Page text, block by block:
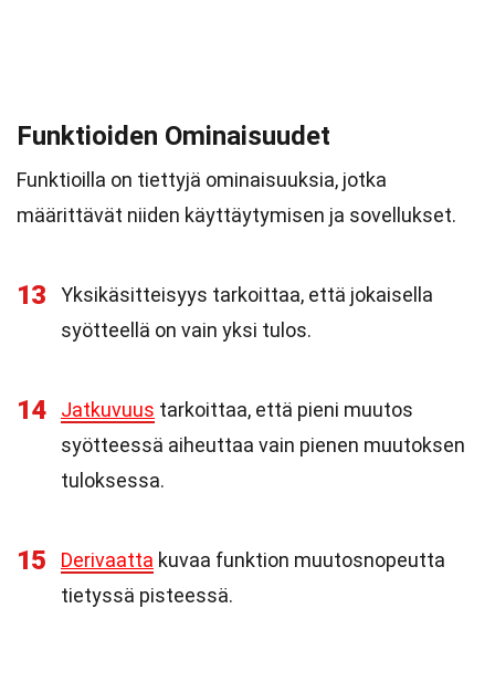
Funktioiden Ominaisuudet
Funktioilla on tiettyjä ominaisuuksia, jotka
määrittävät niiden käyttäytymisen ja sovellukset.
13
Yksikäsitteisyys tarkoittaa, että jokaisella
syötteellä on vain yksi tulos.
14 Jatkuvuus tarkoittaa, että pieni muutos
syötteessä aiheuttaa vain pienen muutoksen
tuloksessa.
15 Derivaatta kuvaa funktion muutosnopeutta
tietyssä pisteessä.